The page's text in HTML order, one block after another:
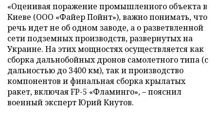
«Оценивая поражение промышленного объекта в
Киеве (ООО «Файер Пойнт»), важно понимать, что
речь идет не об одном заводе, а о разветвленной
сети подземных производств, развернутых на
Украине. На этих мощностях осуществляется как
сборка дальнобойных дронов самолетного типа (с
дальностью до 3400 км), так и производство
компонентов и финальная сборка крылатых
ракет, включая FP-5 «Фламинго», – пояснил
военный эксперт Юрий Кнутов.